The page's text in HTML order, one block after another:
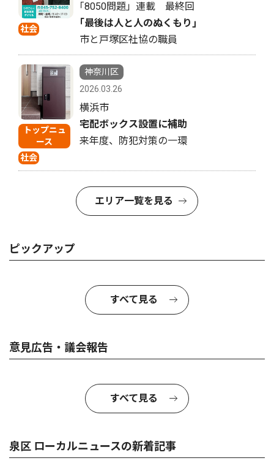
社会
｢8050問題」連載 最終回
｢最後は人と人のぬくもり｣
市と戸塚区社協の職員
トップニュ
ース
社会
神奈川区
2026.03.26
横浜市
宅配ボックス設置に補助
来年度、防犯対策の一環
エリア一覧を見る
ピックアップ
すべて見る
意見広告・議会報告
すべて見る
泉区 ローカルニュースの新着記事